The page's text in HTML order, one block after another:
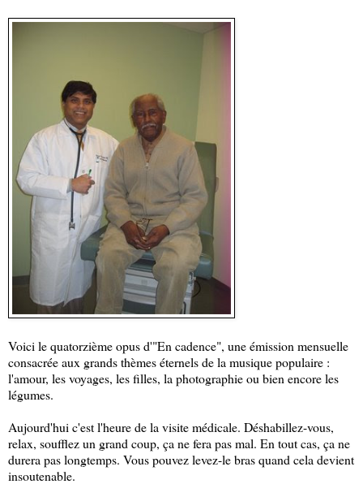
Voici le quatorzième opus d'"En cadence", une émission mensuelle
consacrée aux grands thèmes éternels de la musique populaire :
l'amour, les voyages, les filles, la photographie ou bien encore les
légumes.
Aujourd'hui c'est l'heure de la visite médicale. Déshabillez-vous,
relax, soufflez un grand coup, ça ne fera pas mal. En tout cas, ça ne
durera pas longtemps. Vous pouvez levez-le bras quand cela devient
insoutenable.